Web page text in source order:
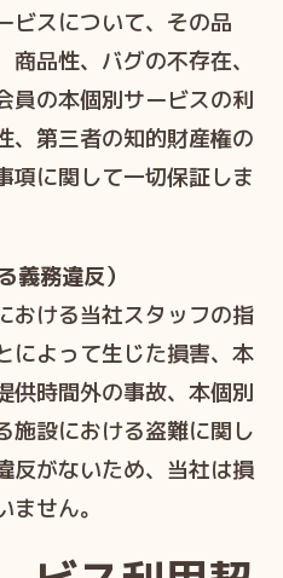
ビスについて、その品
品性、バグの不存在、
員の本個別サービスの利
、第三者の知的財産権の
項に関して一切保証しま
義務違反）
おける当社スタッフの指
によって生じた損害、本
供時間外の事故、本個別
施設における盗難に関し
反がないため、当社は損
せん。